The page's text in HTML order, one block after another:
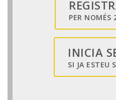
PER NOMÉS
INICIA
SI JA ESTEU